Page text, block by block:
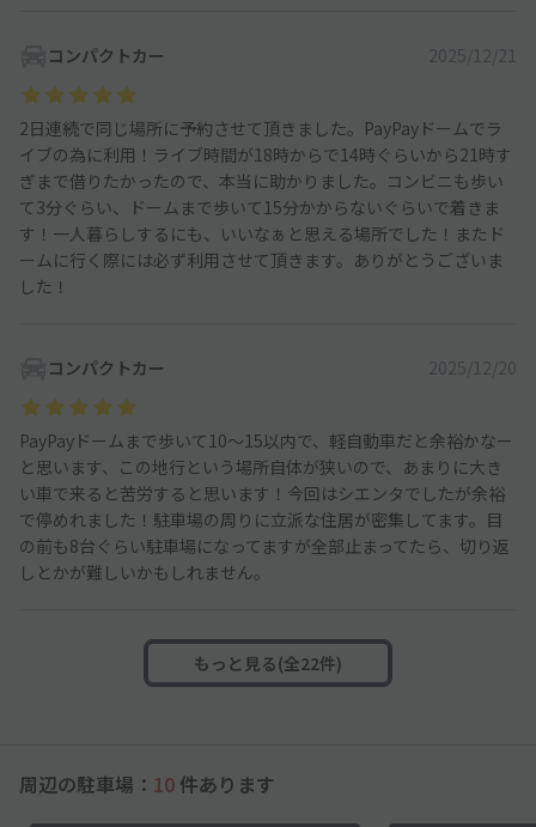
コンパクトカー 2025/12/21
2日連続で同じ場所に予約させて頂きました。PayPayドームでラ
イブの為に利用！ライブ時間が18時からで14時ぐらいから21時す
ぎまで借りたかったので、本当に助かりました。コンビニも歩い
て3分ぐらい、ドームまで歩いて15分かからないぐらいで着きま
す！一人暮らしするにも、いいなぁと思える場所でした！またド
ームに行く際には必ず利用させて頂きます。ありがとうございま
した！
コンパクトカー 2025/12/20
PayPayドームまで歩いて10〜15以内で、軽自動車だと余裕かなー
と思います、この地行という場所自体が狭いので、あまりに大き
い車で来ると苦労すると思います！今回はシエンタでしたが余裕
で停めれました！駐車場の周りに立派な住居が密集してます。目
の前も8台ぐらい駐車場になってますが全部止まってたら、切り返
しとかが難しいかもしれません。
もっと見る(全22件)
周辺の駐車場： 10 件あります